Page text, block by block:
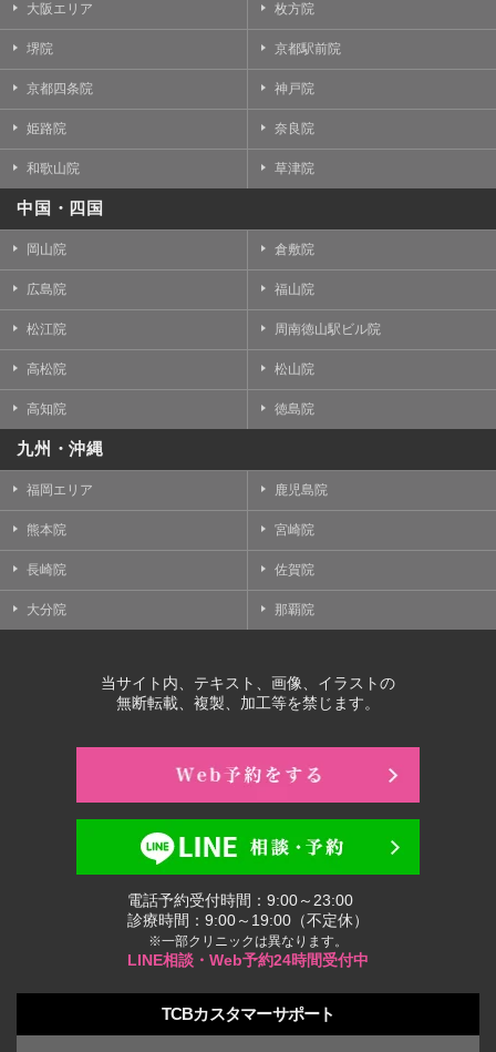
大阪エリア 枚方院
堺院 京都駅前院
京都四条院 神戸院
姫路院 奈良院
和歌山院 草津院
中国・四国
岡山院 倉敷院
広島院 福山院
松江院 周南徳山駅ビル院
高松院 松山院
高知院 徳島院
九州・沖縄
福岡エリア 鹿児島院
熊本院 宮崎院
長崎院 佐賀院
大分院 那覇院
当サイト内、テキスト、画像、イラストの
無断転載、複製、加工等を禁じます。
電話予約受付時間：9:00～23:00
診療時間：9:00～19:00（不定休）
※一部クリニックは異なります。
LINE相談・Web予約24時間受付中
TCBカスタマーサポート